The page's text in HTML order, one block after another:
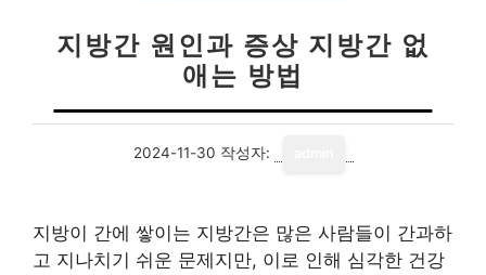
지방간 원인과 증상 지방간 없
애는 방법
2024-11-30 작성자:
지방이 간에 쌓이는 지방간은 많은 사람들이 간과하
고 지나치기 쉬운 문제지만, 이로 인해 심각한 건강